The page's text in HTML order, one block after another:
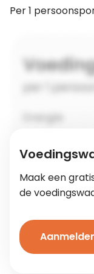
Per 1
Maak een
de